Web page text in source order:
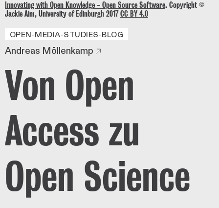
Innovating with Open Knowledge - Open Source Software. Copyright ©
Jackie Aim, University of Edinburgh 2017CC BY 4.0
OPEN-MEDIA-STUDIES-BLOG
Andreas Möllenkamp
Von Open
Access zu
Open Science